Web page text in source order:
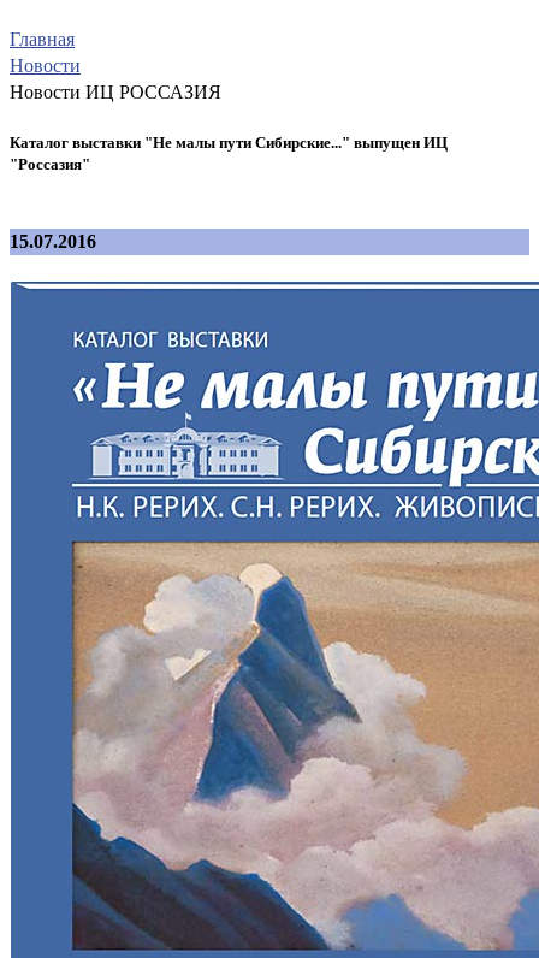
Главная
Новости
Новости ИЦ РОССАЗИЯ
Каталог выставки "Не малы пути Сибирские..." выпущен ИЦ
"Россазия"
15.07.2016